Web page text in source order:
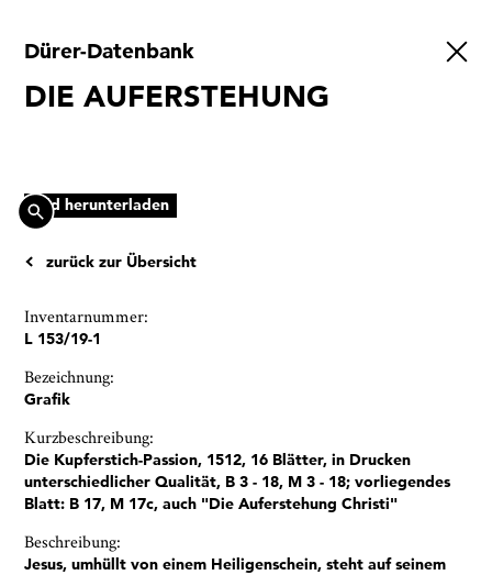
Dürer-Datenbank
DIE AUFERSTEHUNG
Bild herunterladen
zurück zur Übersicht
Inventarnummer:
L 153/19-1
Bezeichnung:
Grafik
Kurzbeschreibung:
Die Kupferstich-Passion, 1512, 16 Blätter, in Drucken
unterschiedlicher Qualität, B 3 - 18, M 3 - 18; vorliegendes
Blatt: B 17, M 17c, auch "Die Auferstehung Christi"
Beschreibung:
Jesus, umhüllt von einem Heiligenschein, steht auf seinem
Ausstellungen
Veranstaltungen